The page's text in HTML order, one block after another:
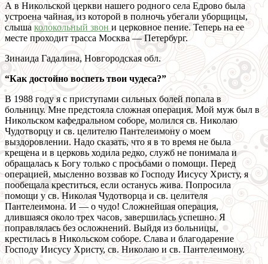
А в Никольской церкви нашего родного села Едрово была
устроена чайная, из которой в полночь убегали уборщицы,
слышаколокольный звон и церковное пение. Теперь на ее
месте проходит трасса Москва — Петербург.
Зинаида Гадалина, Новгородская обл.
“Как достойно воспеть твои чудеса?”
В 1988 году я с приступами сильных болей попала в
больницу. Мне предстояла сложная операция. Мой муж был в
Никольском кафедральном соборе, молился св. Николаю
Чудотворцу и св. целителю Пантелеимону о моем
выздоровлении. Надо сказать, что я в то время не была
крещена и в церковь ходила редко, служб не понимала и
обращалась к Богу только с просьбами о помощи. Перед
операцией, мысленно воззвав ко Господу Иисусу Христу, я
пообещала креститься, если останусь жива. Попросила
помощи у св. Николая Чудотворца и св. целителя
Пантелеимона. И — о чудо! Сложнейшая операция,
длившаяся около трех часов, завершилась успешно. Я
поправлялась без осложнений. Выйдя из больницы,
крестилась в Никольском соборе. Слава и благодарение
Господу Иисусу Христу, св. Николаю и св. Пантелеимону.